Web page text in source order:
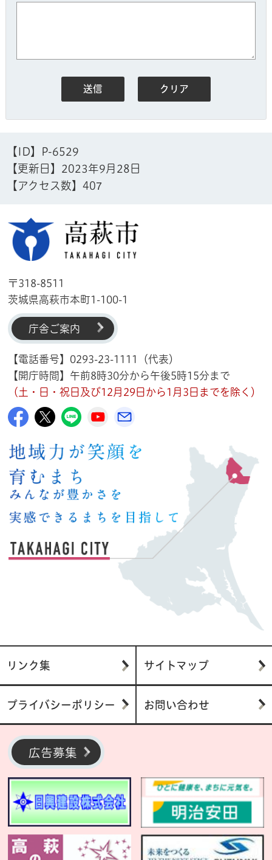
【ID】
P-6529
【更新日】 2023年9月28日
【アクセス数】407
〒318-8511
茨城県高萩市本町1-100-1
庁舎ご案内
【電話番号】0293-23-1111（代表）
【開庁時間】午前8時30分から午後5時15分まで
（土・日・祝日及び12月29日から1月3日までを除く）
高萩市公式Facebook
高萩市公式X
高萩市公式LINE
高萩市YouTube公式チャンネル
リンク集 サイトマップ
プライバシーポリシー お問い合わせ
広告募集